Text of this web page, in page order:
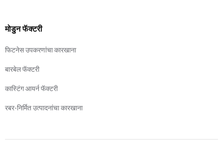
मोडुन फॅक्टरी
फिटनेस उपकरणांचा कारखाना
बारबेल फॅक्टरी
कास्टिंग आयर्न फॅक्टरी
रबर-निर्मित उत्पादनांचा कारखाना